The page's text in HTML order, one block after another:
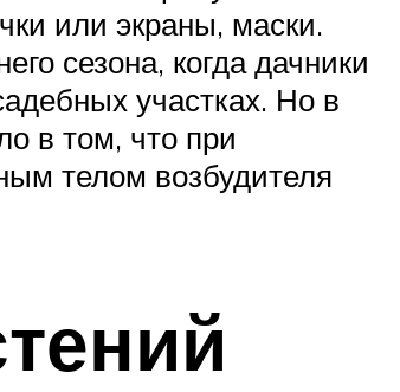
или экраны, маски.
сезона, когда дачники
участках. Но в
в том, что при
телом возбудителя